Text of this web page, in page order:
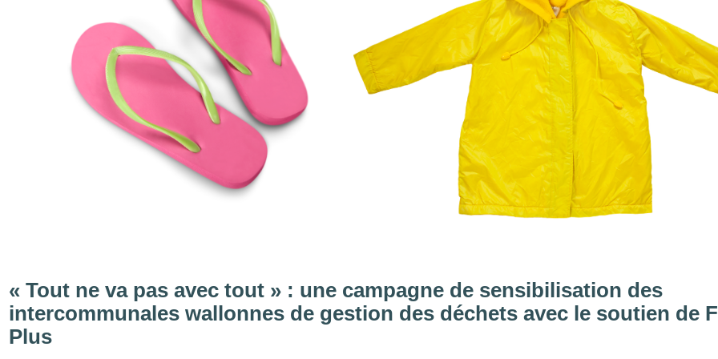
« Tout ne va pas avec tout » : une campagne de sensibilisation des
intercommunales wallonnes de gestion des déchets avec le soutien de
Plus